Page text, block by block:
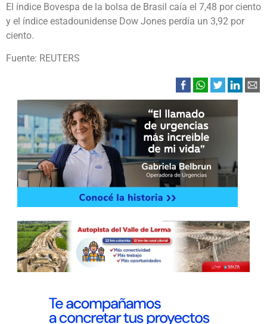
El índice Bovespa de la bolsa de Brasil caía el 7,48 por ciento
y el índice estadounidense Dow Jones perdía un 3,92 por
ciento.
Fuente: REUTERS